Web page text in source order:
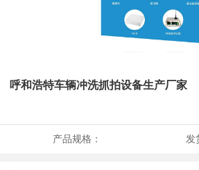
呼和浩特车辆冲洗抓拍设备生产厂家
产品规格： 发